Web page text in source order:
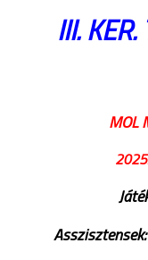
III. KER.
MOL
Asszisztensek: